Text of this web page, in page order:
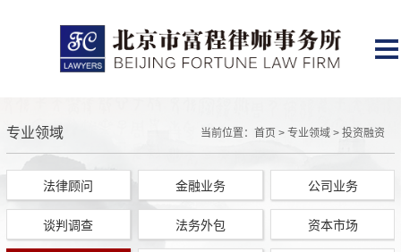
专业领域 当前位置：首页 >专业领域 >投资融资
法律顾问 金融业务 公司业务
谈判调查 法务外包 资本市场